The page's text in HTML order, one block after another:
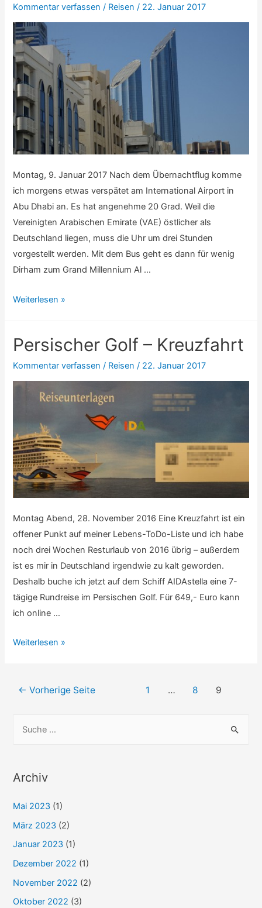
Dhabi
/
Auslaufen)
Kommentar verfassen / Reisen / 22. Januar 2017
Montag, 9. Januar 2017 Nach dem Übernachtflug komme
ich morgens etwas verspätet am International Airport in
Abu Dhabi an. Es hat angenehme 20 Grad. Weil die
Vereinigten Arabischen Emirate (VAE) östlicher als
Deutschland liegen, muss die Uhr um drei Stunden
vorgestellt werden. Mit dem Bus geht es dann für wenig
Dirham zum Grand Millennium Al …
Persischer
Tag
1
Dhabi
Anreise)
Weiterlesen »
Persischer Golf – Kreuzfahrt
Kommentar verfassen / Reisen / 22. Januar 2017
Montag Abend, 28. November 2016 Eine Kreuzfahrt ist ein
offener Punkt auf meiner Lebens-ToDo-Liste und ich habe
noch drei Wochen Resturlaub von 2016 übrig – außerdem
ist es mir in Deutschland irgendwie zu kalt geworden.
Deshalb buche ich jetzt auf dem Schiff AIDAstella eine 7-
tägige Rundreise im Persischen Golf. Für 649,- Euro kann
ich online …
Persischer
Kreuzfahrt
Weiterlesen »
Beitragsnavigation
← Vorherige Seite 1 … 8 9
h
n
n
a
c
Archiv
Mai 2023 (1)
März 2023 (2)
Januar 2023 (1)
Dezember 2022 (1)
November 2022 (2)
Oktober 2022 (3)